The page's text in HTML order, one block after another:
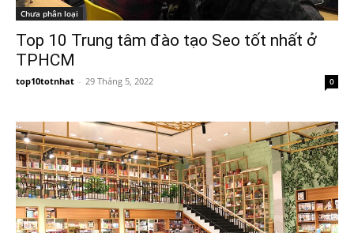
Chưa phân loại
Top 10 Trung tâm đào tạo Seo tốt nhất ở
TPHCM
top10totnhat - 29 Tháng 5, 2022 0